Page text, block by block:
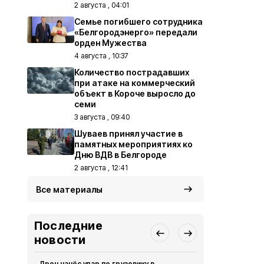
2 августа , 04:01
Семье погибшего сотрудника
«Белгородэнерго» передали
орден Мужества
4 августа , 10:37
Количество пострадавших
при атаке на коммерческий
объект в Короче выросло до
семи
3 августа , 09:40
Шуваев принял участие в
памятных мероприятиях ко
Дню ВДВ в Белгороде
2 августа , 12:41
Все материалы
Последние
новости